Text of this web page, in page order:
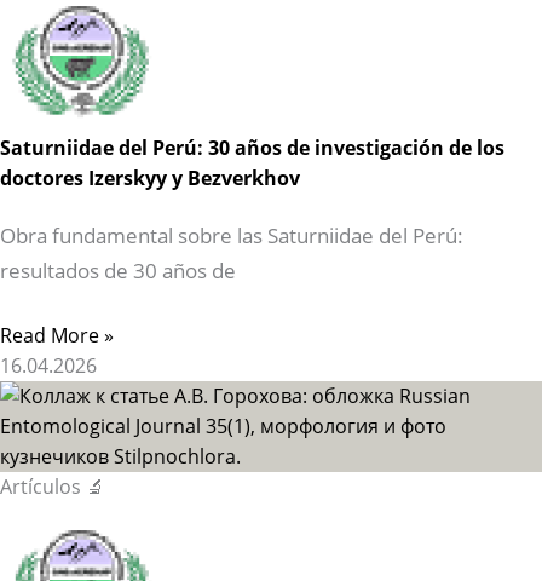
Saturniidae del Perú: 30 años de investigación de los
doctores Izerskyy y Bezverkhov
Obra fundamental sobre las Saturniidae del Perú:
resultados de 30 años de
Read More »
16.04.2026
Artículos 🔬